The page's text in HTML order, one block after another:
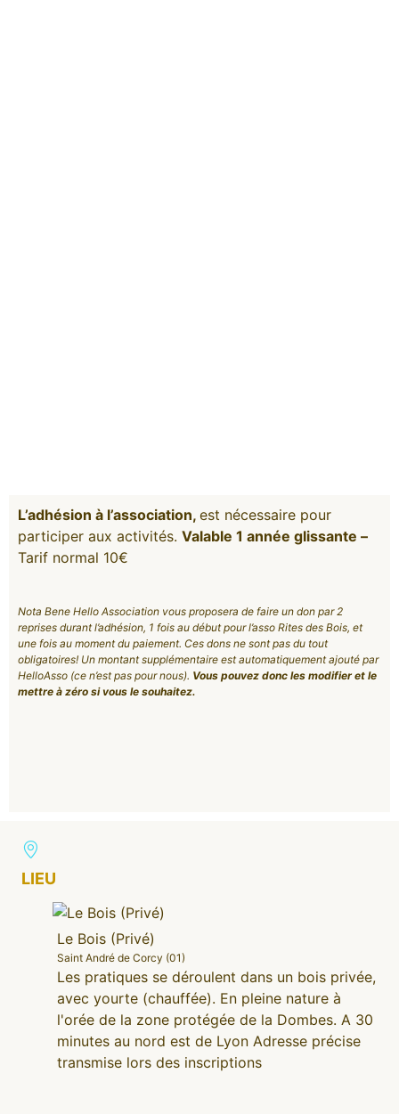
L’adhésion à l’association, est nécessaire pour
participer aux activités. Valable 1 année glissante –
Tarif normal 10€
Nota Bene Hello Association vous proposera de faire un don par 2
reprises durant l’adhésion, 1 fois au début pour l’asso Rites des Bois, et
une fois au moment du paiement. Ces dons ne sont pas du tout
obligatoires! Un montant supplémentaire est automatiquement ajouté par
HelloAsso (ce n’est pas pour nous). Vous pouvez donc les modifier et le
mettre à zéro si vous le souhaitez.
LIEU
Le Bois (Privé)
Saint André de Corcy (01)
Les pratiques se déroulent dans un bois privée,
avec yourte (chauffée). En pleine nature à
l'orée de la zone protégée de la Dombes. A 30
minutes au nord est de Lyon Adresse précise
transmise lors des inscriptions